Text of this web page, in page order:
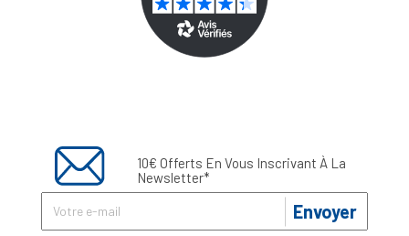
10€ Offerts En Vous Inscrivant À La
Newsletter*
Envoyer